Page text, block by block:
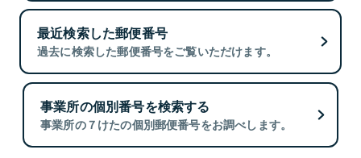
最近検索した郵便番号
過去に検索した郵便番号をご覧いただけます。
事業所の個別番号を検索する
事業所の７けたの個別郵便番号をお調べします。